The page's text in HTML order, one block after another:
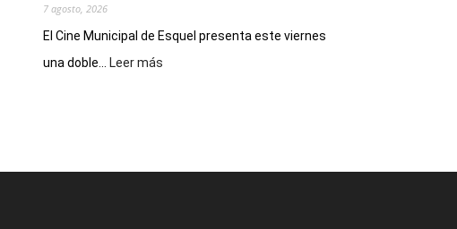
7 agosto, 2026
El Cine Municipal de Esquel presenta este viernes
una doble...
Leer más
presenta